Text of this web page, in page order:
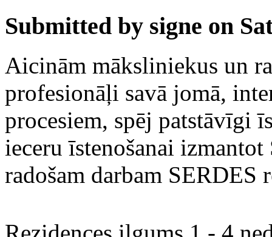
Submitted by signe on
Aicinām māksliniekus un
profesionāļi savā jomā,
procesiem, spēj patstāvīgi
ieceru īstenošanai
radošam darbam SERDES